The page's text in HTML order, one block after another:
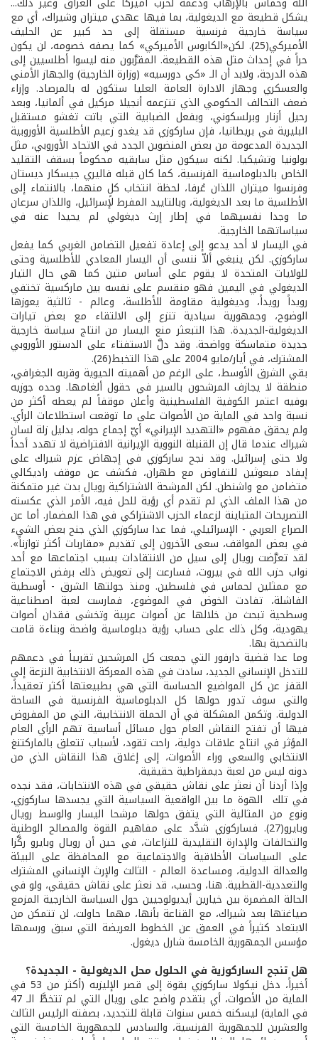
يشكل قطيعة مع الديغولية، بما فيها عهدي ميتران وشيراك، أي مع
سياسة خارجية فرنسية مستقلة إلى حد كبير عن الحليف
الأميركي(25). لكن«الكابوس الأميركي» كما يصفه خصومه، لن يكون
حراً في إحداث مثل هذه القطيعة. المقرَّبون منه ليسوا أطلسيين إلى
هذه الدرجة، ولابد أن الـ «كي دورسيه» (وزارة الخارجية) والجهاز الأمني
والعسكري وجهاز الادارة العامة العليا ستكون له بالمرصاد. وإزاء
ضعف التحالف الحكومي الذي تتزعمه أنجيلا مركيل في ألمانيا، وبعد
رحيل أزنار وبرلسكوني، وبفعل الضبابية التي باتت تغشو مستقبل
البليرية في بريطانيا، فإن ساركوزي قد يغدو زعيم الأطلسية الأوروبية
الجديدة المدعومة من بعض المنضوين الجدد في الاتحاد الأوروبي، مثل
بولونيا وتشيكيا. لكنه سيكون مثل سابقيه محكوماً بسقف التقليد
الخاص بالدبلوماسية الفرنسية، كما كان قبله فاليري جيسكار ديستان
وفرنسوا ميتران اللذان عُرفا، لحظة انتخاب كلٍ منهما، بالانتماء إلى
الأطلسية ما بعد الديغولية، وبالتاييد المفرط لإسرائيل، واللذان سرعان
ما وجدا نفسيهما في إطار إرث ديغولي لم يحيدا عنه في
سياساتهما الخارجية.
في اليسار لا أحد يدعو إلى إعادة تفعيل التضامن الغربي كما يفعل
ساركوزي. لكن ينبغي ألاّ ننسى أن اليسار المعادي للأطلسية وحتى
للولايات المتحدة لا يقوم على أساس متين كما هي حال التيار
الديغولي في اليمين فهو منقسم على نفسه بين ماركسية تختفي
رويداً رويداً، وديغولية مقاومة للأطلسة، وعالم - ثالثية يعوزها
الوضوح، وجمهورية سيادية تنزع إلى الالتقاء مع بعض تيارات
الديغولية-الجديدة. هذا التبعثر منع اليسار من انتاج سياسة خارجية
جديدة متماسكة وواضحة. وقد دلَّ الاستفتاء على الدستور الأوروبي
المشترك، في أيار/مايو 2004 على هذا التخبط(26).
بقي الشرق الأوسط، على الرغم من أهميته الحيوية وقربه الجغرافي،
منطقة لا يجازف المرشحون بالسير في حقول ألغامها. وحده جوزيه
بوفيه اعتمر الكوفية الفلسطينية وأعلن موقفاً لم يعطه أكثر من
نسبة واحد في الماية من الأصوات على ما توقعت استطلاعات الرأي.
ولم يحقق مفهوم «التهديد الإيراني» أيّ إجماع حوله، بدليل زلة لسان
شيراك عندما قال إن القنبلة النووية الإيرانية الافتراضية لا تهدد أحداً
ولا حتى إسرائيل. وقد نجح ساركوزي في إجهاض عزم شيراك على
إيفاد مبعوثين للتفاوض مع طهران، فكشف عن موقف راديكالي
متضامن مع واشنطن. لكن المرشحة الاشتراكية رويال بدت غير متمكنة
من هذا الملف الذي لم تقدم أي رؤية للحل فيه، الأمر الذي عكسته
التصريحات المتباينة لزعماء الحزب الاشتراكي في هذا المضمار. أما عن
الصراع العربي - الإسرائيلي، فما عدا ساركوزي الذي جنح بعض الشيء
في بعض المواقف، سعى الآخرون إلى تقديم «مقاربات أكثر توازناً».
لقد تعرَّضت رويال إلى سيل من الانتقادات بسبب اجتماعها مع أحد
نواب حزب الله في بيروت، فسارعت إلى تعويض ذلك برفض الاجتماع
مع ممثلين لحماس في فلسطين. ومنذ جولتها الشرق - أوسطية
الفاشلة، تفادت الخوض في الموضوع، فمارست لعبة اصطناعية
وسطحية تبحث من خلالها عن أصوات عربية وتخشى فقدان أصوات
يهودية، وكل ذلك على حساب رؤية دبلوماسية واضحة وبناءة قامت
بالتضحية بها.
وما عدا قضية دارفور التي جمعت كل المرشحين تقريباً في دعمهم
للتدخل الإنساني الجديد، سادت في هذه المعركة الانتخابية النزعة إلى
القفز عن كل المواضيع الحساسة التي هي بطبيعتها أكثر تعقيداً،
والتي سوف تدور حولها كل الدبلوماسية الفرنسية في الساحة
الدولية. وتكمن المشكلة في أن الحملة الانتخابية، التي من المفروض
فيها أن تفتح النقاش العام حول مسائل أساسية تهم الرأي العام
المؤثر في انتاج علاقات دولية، راحت تقود، لأسباب تتعلق بالماركتنغ
الانتخابي والسعي وراء الأصوات، إلى إغلاق هذا النقاش الذي من
دونه ليس من لعبة ديمقراطية حقيقية.
وإذا أردنا أن نعثر على نقاش حقيقي في هذه الانتخابات، فقد نجده
في تلك الهوة ما بين الواقعية السياسية التي يجسدها ساركوزي،
ونوع من المثالية التي يتفق حولها مرشحا اليسار والوسط رويال
وبايرو(27). فساركوزي شدَّد على مفاهيم القوة والمصالح الوطنية
والتحالفات والإدارة التقليدية للنزاعات، في حين أن رويال وبايرو ركَّزا
على السياسات الأخلاقية والاجتماعية مع المحافظة على البيئة
والعدالة الدولية، ومساعدة العالم - الثالث والإرث الإنساني المشترك
والتعددية-القطبية. هنا، وحسب، قد نعثر على نقاش حقيقي، ولو في
الحالة المضمرة بين خيارين أيديولوجيين حول السياسة الخارجية المزمع
صياغتها بعد شيراك، مع القناعة بأنها، مهما حاولت، لن تتمكن من
الابتعاد كثيراً في العمق عن الخطوط العريضة التي سبق ورسمها
مؤسس الجمهورية الخامسة شارل ديغول.
هل تنجح الساركوزية في الحلول محل الديغولية - الجديدة؟
أخيراً، دخل نيكولا ساركوزي بقوة إلى قصر الإليزيه (أكثر من 53 في
الماية من الأصوات، أي بتقدم واضح على رويال التي لم تتخطَّ الـ 47
في الماية) ليسكنه خمس سنوات قابلة للتجديد، بصفته الرئيس الثالث
والعشرين للجمهورية الفرنسية، والسادس للجمهورية الخامسة التي